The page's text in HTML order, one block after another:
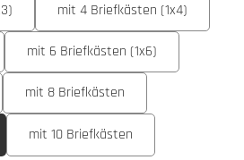
mit 4 Briefkästen (1x4)
mit 6 Briefkästen (1x6)
mit 8 Briefkästen
mit 10 Briefkästen